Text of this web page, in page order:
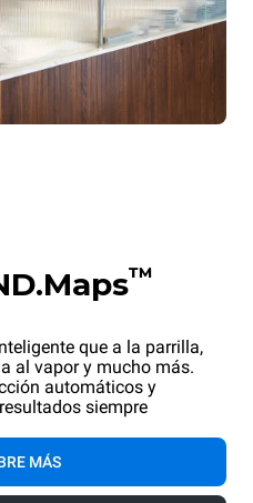
™
que a la parrilla,
al vapor y mucho más.
automáticos y
siempre
MÁS